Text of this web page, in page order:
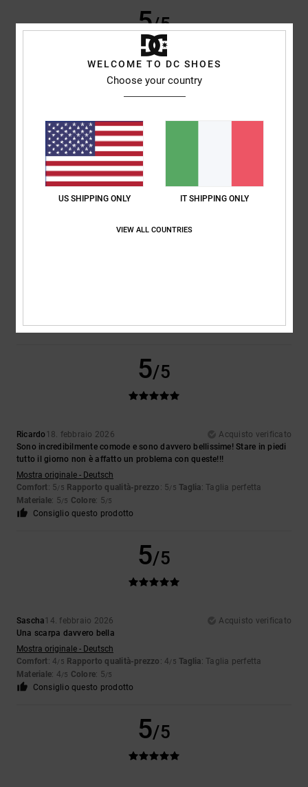
5/5
24. febbraio 2026
Ottima fattura, prezzo fantastico
: 5/5 Rapporto qualità-prezzo
Materiale: 5/5 Colore: 5/5
Consiglio questo prodotto
5
Consiglio questo prodotto
5/5
Ricardo18. febbraio 2026
Acquisto verificato
Sono incredibilmente comode e sono davvero bellissime! Stare in piedi
tutto il giorno non è affatto un problema con queste!!!
Mostra originale - Deutsch
Comfort: 5/5 Rapporto qualità-prezzo : 5/5 Taglia: Taglia perfetta
Materiale: 5/5 Colore: 5/5
Consiglio questo prodotto
5/5
Sascha14. febbraio 2026
Acquisto verificato
Una scarpa davvero bella
Mostra originale - Deutsch
Comfort: 4/5 Rapporto qualità-prezzo : 4/5 Taglia: Taglia perfetta
Materiale: 4/5 Colore: 5/5
Consiglio questo prodotto
5/5
WELCOME TO DC SHOES
Choose your country
US SHIPPING ONLY IT SHIPPING ONLY
VIEW ALL COUNTRIES